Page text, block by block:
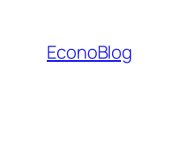
contenido
EconoBlog